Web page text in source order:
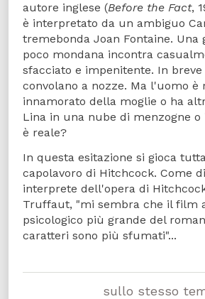
autore inglese (Before the Fact,
è interpretato da un ambiguo
tremebonda Joan Fontaine. Una
poco mondana incontra
sfacciato e impenitente. In breve
convolano a nozze. Ma l'uomo è
innamorato della moglie o ha
Lina in una nube di menzogne o
è reale?
In questa esitazione si gioca
capolavoro di Hitchcock. Come
interprete dell'opera di
Truffaut, "mi sembra che il film
psicologico più grande del
caratteri sono più sfumati"...
sullo stesso